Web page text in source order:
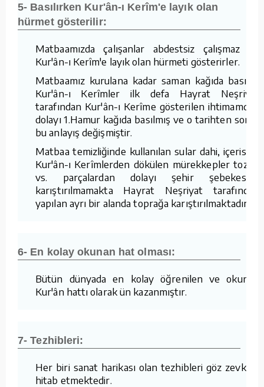
5- Basılırken Kur'ân-ı Kerîm'e layık olan
hürmet gösterilir:
Matbaamızda çalışanlar abdestsiz çalışmaz ve
Kur'ân-ı Kerîm'e layık olan hürmeti gösterirler.
Matbaamız kurulana kadar saman kağıda basılan
Kur'ân-ı Kerîmler ilk defa Hayrat Neşriyat
tarafından Kur'ân-ı Kerîme gösterilen ihtimamdan
dolayı 1.Hamur kağıda basılmış ve o tarihten sonra
bu anlayış değişmiştir.
Matbaa temizliğinde kullanılan sular dahi, içerisine
Kur'ân-ı Kerîmlerden dökülen mürekkepler tozlar
vs. parçalardan dolayı şehir şebekesine
karıştırılmamakta Hayrat Neşriyat tarafından
yapılan ayrı bir alanda toprağa karıştırılmaktadır.
6- En kolay okunan hat olması:
Bütün dünyada en kolay öğrenilen ve okunan
Kur'ân hattı olarak ün kazanmıştır.
7- Tezhibleri:
Her biri sanat harikası olan tezhibleri göz zevkine
hitab etmektedir.